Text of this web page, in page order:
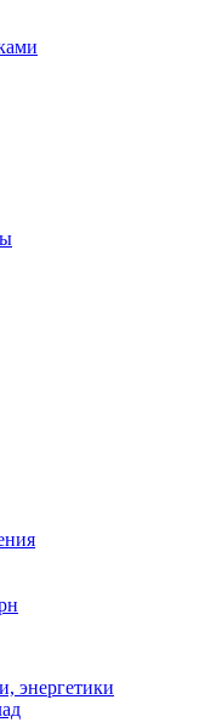
энергетики